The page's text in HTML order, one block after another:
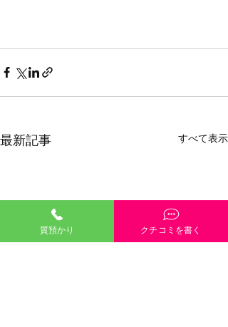
最新記事 すべて表示
質預かり クチコミを書く